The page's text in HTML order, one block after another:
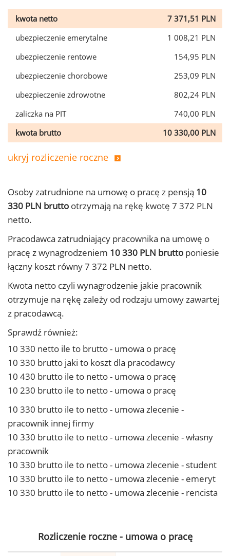
kwota netto
7 371,51 PLN
ubezpieczenie emerytalne
1 008,21 PLN
ubezpieczenie rentowe
154,95 PLN
ubezpieczenie chorobowe
253,09 PLN
ubezpieczenie zdrowotne
802,24 PLN
zaliczka na PIT
740,00 PLN
kwota brutto
10 330,00 PLN
ukryj rozliczenie roczne
Osoby zatrudnione na umowę o pracę z pensją 10
330 PLN brutto otrzymają na rękę kwotę 7 372 PLN
netto.
Pracodawca zatrudniający pracownika na umowę o
pracę z wynagrodzeniem 10 330 PLN brutto poniesie
łączny koszt równy 7 372 PLN netto.
Kwota netto czyli wynagrodzenie jakie pracownik
otrzymuje na rękę zależy od rodzaju umowy zawartej
z pracodawcą.
Sprawdź również:
10 330 netto ile to brutto - umowa o pracę
10 330 brutto jaki to koszt dla pracodawcy
10 430 brutto ile to netto - umowa o pracę
10 230 brutto ile to netto - umowa o pracę
10 330 brutto ile to netto - umowa zlecenie -
pracownik innej firmy
10 330 brutto ile to netto - umowa zlecenie - własny
pracownik
10 330 brutto ile to netto - umowa zlecenie - student
10 330 brutto ile to netto - umowa zlecenie - emeryt
10 330 brutto ile to netto - umowa zlecenie - rencista
Rozliczenie roczne - umowa o pracę